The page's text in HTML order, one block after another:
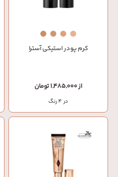
کرم پودر استیکی آسترا
از 1,485,000 تومان
در 4 رنگ